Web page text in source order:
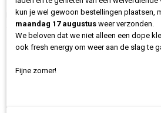
Home>Kleding>T-Shirts>Oversized Tee
kun je wel gewoon bestellingen plaatsen,
maandag 17 augustus weer verzonden.
We beloven dat we niet alleen een dope
ook fresh energy om weer aan de slag te
Fijne zomer!